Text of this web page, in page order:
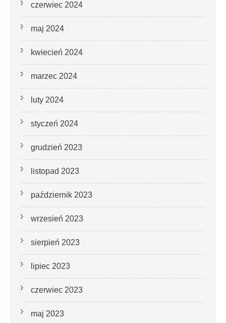
czerwiec 2024
maj 2024
kwiecień 2024
marzec 2024
luty 2024
styczeń 2024
grudzień 2023
listopad 2023
październik 2023
wrzesień 2023
sierpień 2023
lipiec 2023
czerwiec 2023
maj 2023